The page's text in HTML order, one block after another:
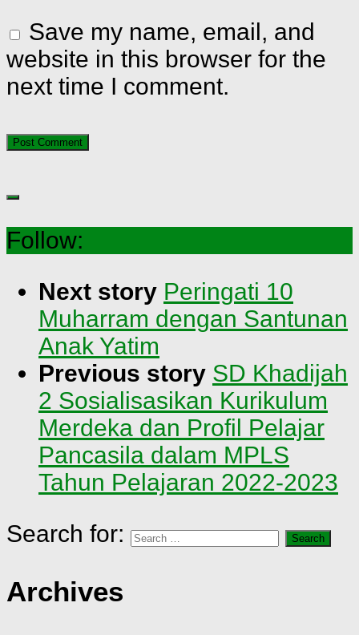
Save my name, email, and
website in this browser for the
next time I comment.
Follow:
Next story Peringati 10
Muharram dengan Santunan
Anak Yatim
Previous story SD Khadijah
2 Sosialisasikan Kurikulum
Merdeka dan Profil Pelajar
Pancasila dalam MPLS
Tahun Pelajaran 2022-2023
Search for:
Archives